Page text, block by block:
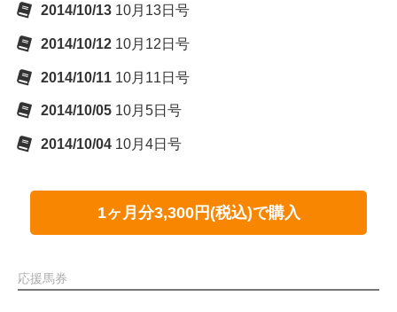
2014/10/13 10月13日号
2014/10/12 10月12日号
2014/10/11 10月11日号
2014/10/05 10月5日号
2014/10/04 10月4日号
1ヶ月分3,300円(税込)で購入
応援馬券